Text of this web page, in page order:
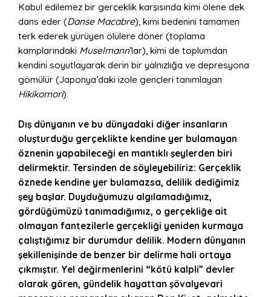
Kabul edilemez bir gerçeklik karşısında kimi ölene dek
dans eder (Danse Macabre), kimi bedenini tamamen
terk ederek yürüyen ölülere döner (toplama
kamplarındaki Muselmann’lar), kimi de toplumdan
kendini soyutlayarak derin bir yalnızlığa ve depresyona
gömülür (Japonya’daki izole gençleri tanımlayan
Hikikomori).
Dış dünyanın ve bu dünyadaki diğer insanların
oluşturduğu gerçeklikte kendine yer bulamayan
öznenin yapabileceği en mantıklı şeylerden biri
delirmektir. Tersinden de söyleyebiliriz: Gerçeklik
öznede kendine yer bulamazsa, delilik dediğimiz
şey başlar. Duyduğumuzu algılamadığımız,
gördüğümüzü tanımadığımız, o gerçekliğe ait
olmayan fantezilerle gerçekliği yeniden kurmaya
çalıştığımız bir durumdur delilik. Modern dünyanın
şekillenişinde de benzer bir delirme hali ortaya
çıkmıştır. Yel değirmenlerini “kötü kalpli” devler
olarak gören, gündelik hayattan şövalyevari